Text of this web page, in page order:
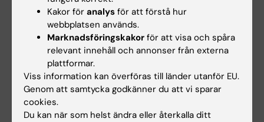
månader),
Webbpublikationskurser på Learning Tree och
[1]https://www.NKCx.se
[2]https://COVID19register.se
[3]https://staff.ki.se/people/kristina-johnell
Kakor för analys för att förstå hur
webbplatsen används.
Marknadsföringskakor för att visa och spåra
relevant innehåll och annonser från externa
plattformar.
Viss information kan överföras till länder utanför EU.
Genom att samtycka godkänner du att vi sparar
cookies.
Du kan när som helst ändra eller återkalla ditt